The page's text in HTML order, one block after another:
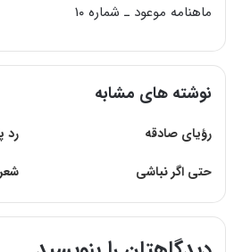
ماهنامه موعود ـ شماره ۱۰
نوشته های مشابه
رؤیای صادقه
رد
حتی اگر نباشی
شعر